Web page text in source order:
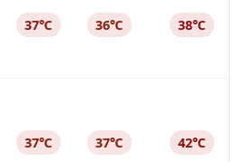
37℃ 36℃ 38℃
37℃ 37℃ 42℃